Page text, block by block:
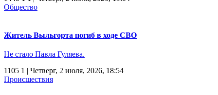
Общество
Житель Выльгорта погиб в ходе СВО
Не стало Павла Гуляева.
1105 1 | Четверг, 2 июля, 2026, 18:54
Происшествия